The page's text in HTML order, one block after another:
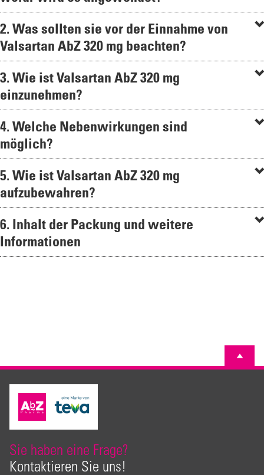
2. Was sollten sie vor der Einnahme von
Valsartan AbZ 320 mg beachten?
3. Wie ist Valsartan AbZ 320 mg
einzunehmen?
4. Welche Nebenwirkungen sind
möglich?
5. Wie ist Valsartan AbZ 320 mg
aufzubewahren?
6. Inhalt der Packung und weitere
Informationen
Sie haben eine Frage?
Kontaktieren Sie uns!